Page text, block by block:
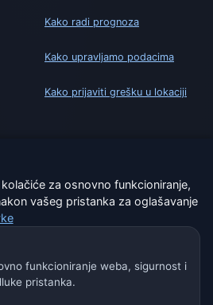
Kako radi prognoza
Kako upravljamo podacima
Kako prijaviti grešku u lokaciji
za osnovno funkcioniranje,
vašeg pristanka za oglašavanje
funkcioniranje weba, sigurnost i
pristanka.